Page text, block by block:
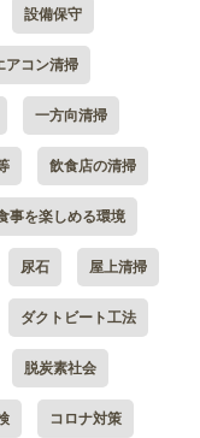
設備保守
アコン清掃
一方向清掃
飲食店の清掃
事を楽しめる環境
尿石 屋上清掃
ダクトビート工法
脱炭素社会
コロナ対策